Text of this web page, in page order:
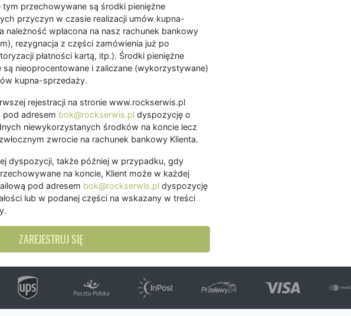
tym przechowywane są środki pieniężne
przyczyn w czasie realizacji umów kupna-
wpłacona na nasz rachunek bankowy
rezygnacja z części zamówienia już po
płatności kartą, itp.). Środki pieniężne
są nieoprocentowane i zaliczane (wykorzystywane)
kupna-sprzedaży.
rejestracji na stronie www.rockserwis.pl
pod adresem bok@rockserwis.pl dyspozycję o
niewykorzystanych środków na koncie lecz
zwrocie na rachunek bankowy Klienta.
dyspozycji, także później w przypadku, gdy
na koncie, Klient może w każdej
pod adresem bok@rockserwis.pl dyspozycję
lub w podanej części na wskazany w treści
ZAREJESTRUJ SIĘ